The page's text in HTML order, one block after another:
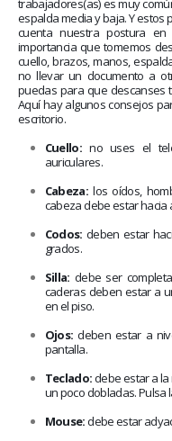
trabajadores(as) es muy
espalda media y baja. Y
cuenta nuestra postura
importancia que tomemos
cuello, brazos, manos,
no llevar un documento a
puedas para que descanses
Aquí hay algunos consejos
escritorio.
Cuello: no uses el
auriculares.
Cabeza:los oídos,
cabeza debe estar hacia
Codos: deben estar
grados.
Silla: debe ser
caderas deben estar a
en el piso.
Ojos: deben estar a
pantalla.
Teclado:debe estar a la
un poco dobladas. Pulsa
Mouse:debe estar